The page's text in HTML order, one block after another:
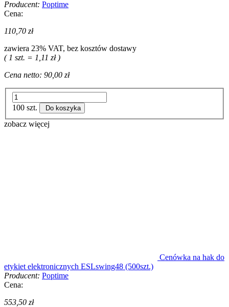
Producent: Poptime
Cena:
110,70 zł
zawiera 23% VAT, bez kosztów dostawy
( 1 szt. = 1,11 zł )
Cena netto: 90,00 zł
100 szt. Do koszyka
zobacz więcej
Cenówka na hak do
etykiet elektronicznych ESLswing48 (500szt.)
Producent: Poptime
Cena:
553,50 zł